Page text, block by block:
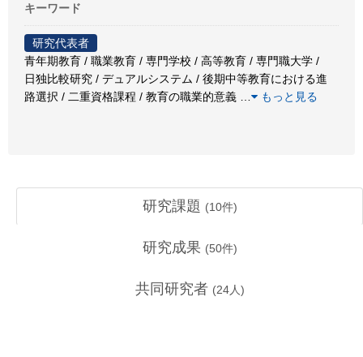
キーワード
研究代表者
青年期教育 / 職業教育 / 専門学校 / 高等教育 / 専門職大学 /
日独比較研究 / デュアルシステム / 後期中等教育における進
路選択 / 二重資格課程 / 教育の職業的意義
もっと見る
研究課題 (10件)
研究成果 (50件)
共同研究者 (24人)